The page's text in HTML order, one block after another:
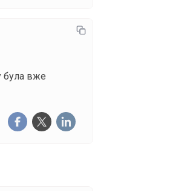
була вже